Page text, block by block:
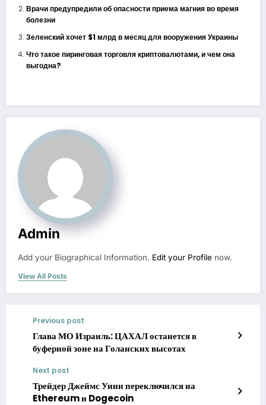
Врачи предупредили об опасности приема магния во время
болезни
Зеленский хочет $1 млрд в месяц для вооружения Украины
Что такое пиринговая торговля криптовалютами, и чем она
выгодна?
Admin
Add your Biographical Information. Edit your Profile now.
View All Posts
Previous post
Глава МО Израиль: ЦАХАЛ останется в
буферной зоне на Голанских высотах
Next post
Трейдер Джеймс Уинн переключился на
Ethereum и Dogecoin